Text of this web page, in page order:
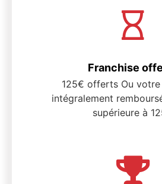
Franchise
125€ offerts Ou
intégralement
supérieure à